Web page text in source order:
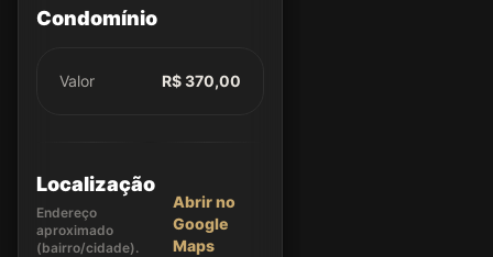
Condomínio
Valor R$ 370,00
Localização
Endereço
aproximado
(bairro/cidade).
Abrir no
Google
Maps